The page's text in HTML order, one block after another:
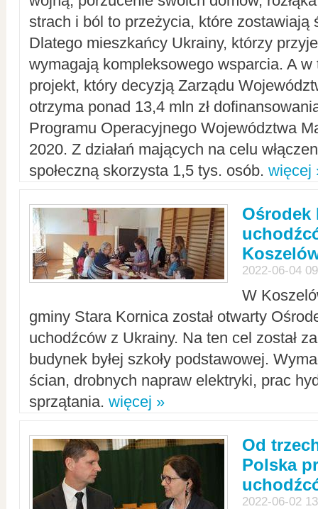
strach i ból to przeżycia, które zostawiają
Dlatego mieszkańcy Ukrainy, którzy
wymagają kompleksowego wsparcia. A w
projekt, który decyzją Zarządu
otrzyma ponad 13,4 mln zł
Programu Operacyjnego Województwa
2020. Z działań mających na celu
społeczną skorzysta 1,5 tys. osób. więcej
Ośrodek
2022-06-04
W
gminy Stara Kornica został otwarty
uchodźców z Ukrainy. Na ten cel został
budynek byłej szkoły podstawowej.
ścian, drobnych napraw elektryki, prac
sprzątania. więcej »
Od
Polska
2022-06-02